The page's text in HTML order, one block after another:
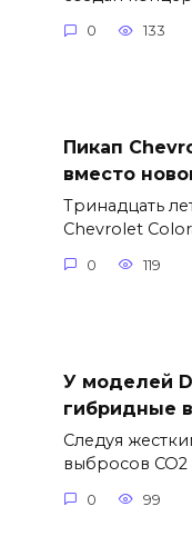
0 133
Пикап
вместо
Тринадцать
Chevrolet
0 119
У моделей
гибридные
Следуя
выбросов
0 99